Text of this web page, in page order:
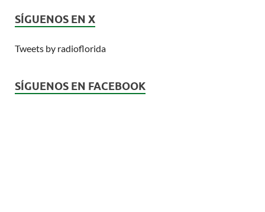
SÍGUENOS EN X
Tweets by radioflorida
SÍGUENOS EN FACEBOOK